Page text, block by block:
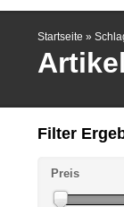
Startseite »
Filter
Preis